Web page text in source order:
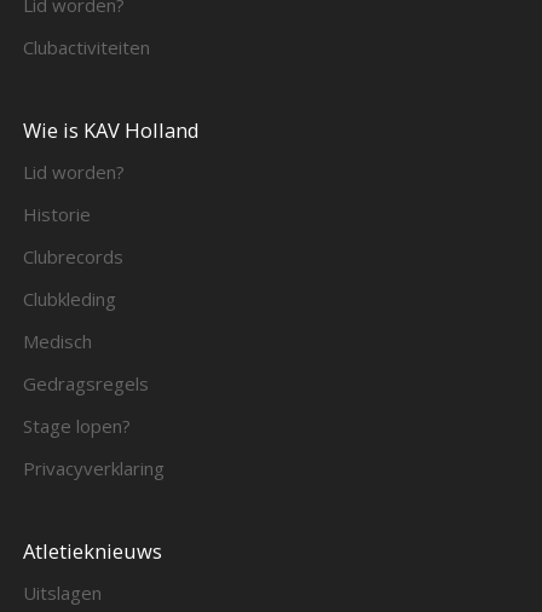
Lid worden?
Clubactiviteiten
Wie is KAV Holland
Lid worden?
Historie
Clubrecords
Clubkleding
Medisch
Gedragsregels
Stage lopen?
Privacyverklaring
Atletieknieuws
Uitslagen